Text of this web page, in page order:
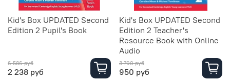
Kid's Box UPDATED Second
Edition 2 Pupil's Book
6 586 руб
2 238 руб
Kid's Box UPDATED Second
Edition 2 Teacher's
Resource Book with Online
Audio
3 790 руб
950 руб